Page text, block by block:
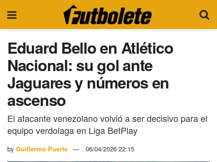
Eduard Bello en Atlético
Nacional: su gol ante
Jaguares y números en
ascenso
El atacante venezolano volvió a ser decisivo para el
equipo verdolaga en Liga BetPlay
by Guillermo Puerto 06/04/2026 22:15